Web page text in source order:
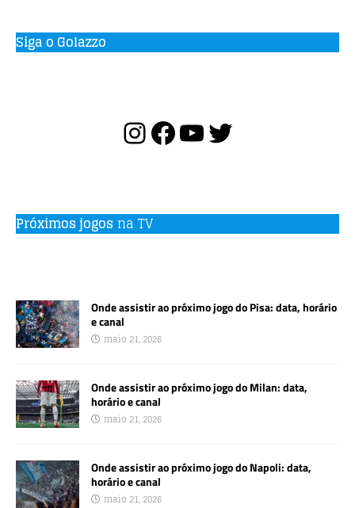
Siga o Golazzo
Próximos jogos na TV
Onde assistir ao próximo jogo do Pisa: data, horário
e canal
maio 21, 2026
Onde assistir ao próximo jogo do Milan: data,
horário e canal
maio 21, 2026
Onde assistir ao próximo jogo do Napoli: data,
horário e canal
maio 21, 2026